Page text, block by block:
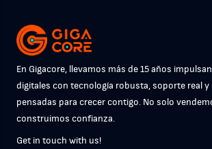
En Gigacore, llevamos más de 15 años
digitales con tecnología robusta, soporte real y
pensadas para crecer contigo. No solo
construimos confianza.
Get in touch with us!